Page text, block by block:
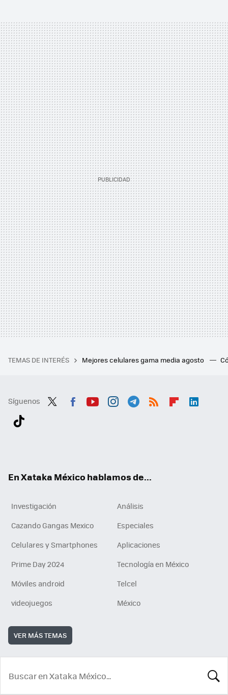
TEMAS DE INTERÉS Mejores celulares gama media agosto
Síguenos
En Xataka México hablamos de...
Investigación
Análisis
Cazando Gangas Mexico
Especiales
Celulares y Smartphones
Aplicaciones
Prime Day 2024
Tecnología en México
Móviles android
Telcel
videojuegos
México
VER MÁS TEMAS